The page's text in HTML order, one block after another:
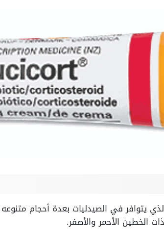
الخطين الأحمر والأصفر.